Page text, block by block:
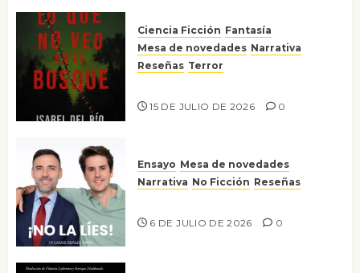
Ciencia Ficción Fantasía
Mesa de novedades Narrativa
Reseñas Terror
15 DE JULIO DE 2026 0
Ensayo Mesa de novedades
Narrativa No Ficción Reseñas
6 DE JULIO DE 2026 0